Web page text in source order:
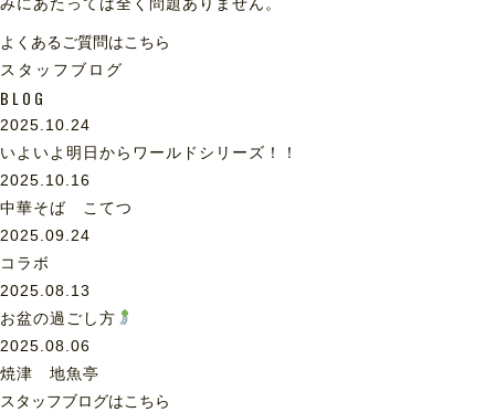
よくあるご質問はこちら
スタッフブログ
BLOG
2025.10.24
いよいよ明日からワールドシリーズ！！
2025.10.16
中華そば こてつ
2025.09.24
コラボ
2025.08.13
お盆の過ごし方
2025.08.06
焼津 地魚亭
スタッフブログはこちら